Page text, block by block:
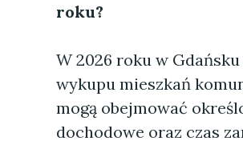
roku?
W 2026 roku w
wykupu mieszkań
mogą obejmować
dochodowe oraz czas